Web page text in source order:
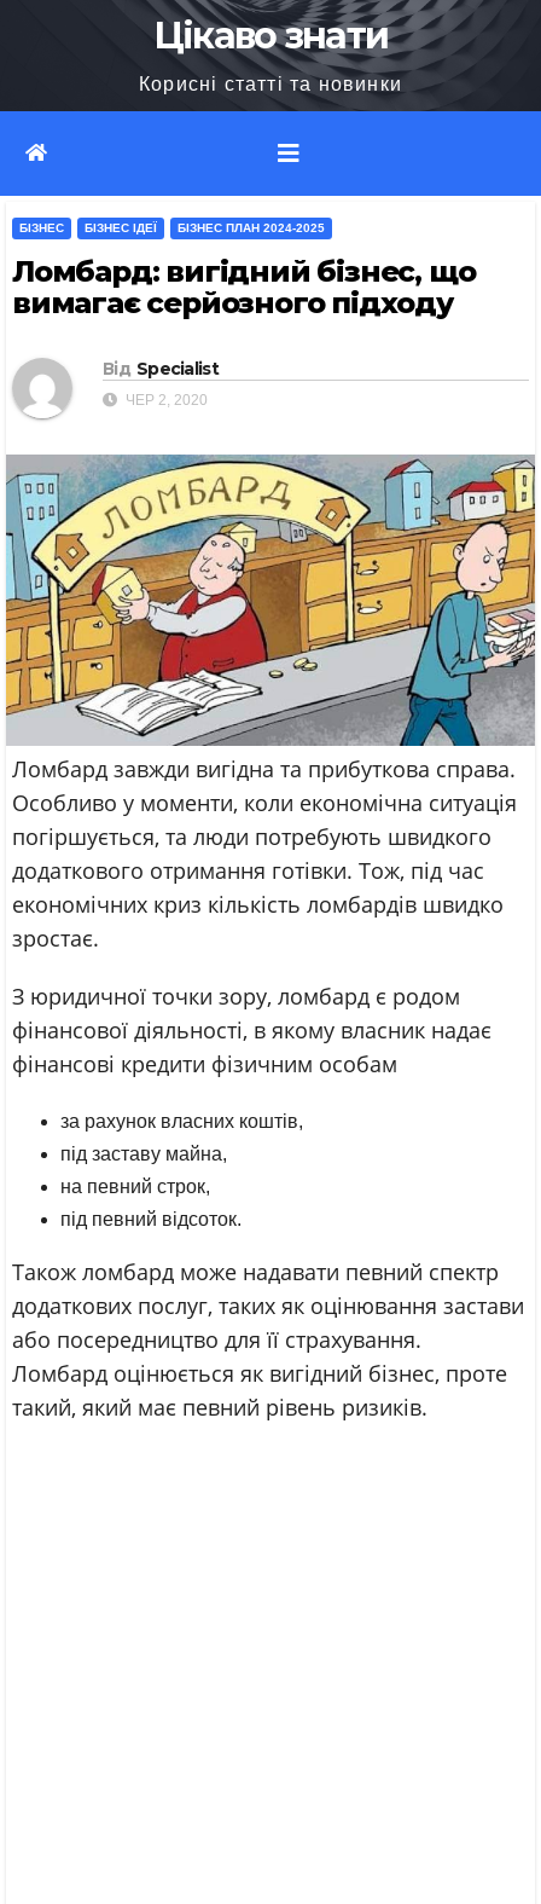
Цікаво знати
Корисні статті та новинки
БІЗНЕС БІЗНЕС ІДЕЇ БІЗНЕС ПЛАН 2024-2025
Ломбард: вигідний бізнес, що
вимагає серйозного підходу
Від Specialist
ЧЕР 2, 2020
Ломбард завжди вигідна та прибуткова справа.
Особливо у моменти, коли економічна ситуація
погіршується, та люди потребують швидкого
додаткового отримання готівки. Тож, під час
економічних криз кількість ломбардів швидко
зростає.
З юридичної точки зору, ломбард є родом
фінансової діяльності, в якому власник надає
фінансові кредити фізичним особам
за рахунок власних коштів,
під заставу майна,
на певний строк,
під певний відсоток.
Також ломбард може надавати певний спектр
додаткових послуг, таких як оцінювання застави
або посередництво для її страхування.
Ломбард оцінюється як вигідний бізнес, проте
такий, який має певний рівень ризиків.